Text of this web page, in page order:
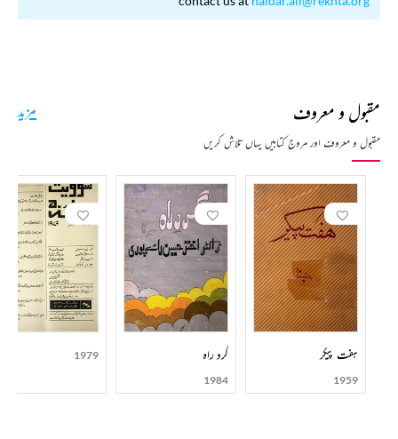
مقبول و معروف
مقبول و معروف اور مروج کتابیں یہاں تلاش کریں
مزید
ہفت پیکر
1959
گرد راہ
1984
1979